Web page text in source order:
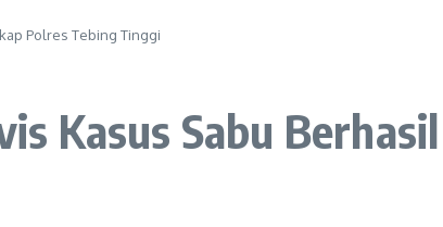
Polres Tebing Tinggi
Kasus Sabu